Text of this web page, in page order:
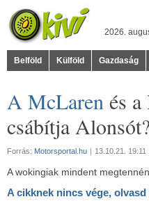
2026.
Belföld Külföld Gazdaság
A McLaren és
csábítja
Forrás: Motorsportal.hu | 13.10.21. 19:11
A wokingiak mindent
A cikknek nincs vége,